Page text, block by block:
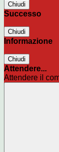
Chiudi
Successo
Chiudi
Informazione
Chiudi
Attendere...
Attendere il